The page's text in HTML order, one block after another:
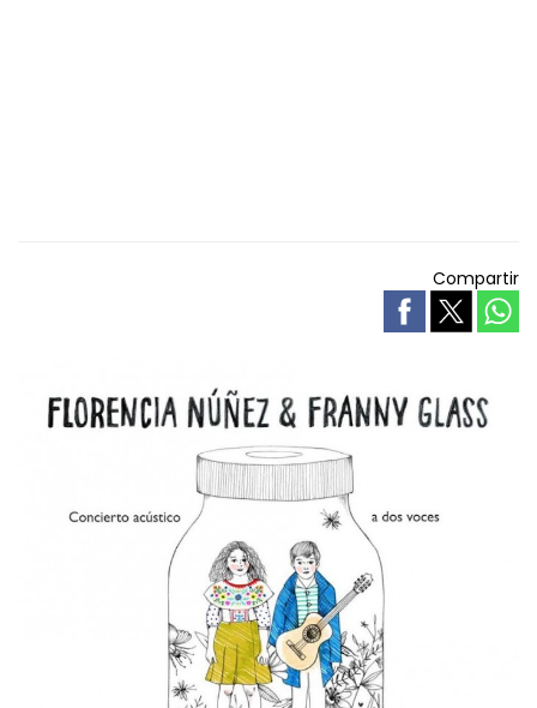
Compartir